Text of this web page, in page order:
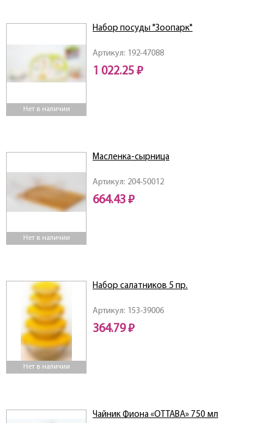
Нет в наличии
Артикул: 192-47088
Набор посуды "Зоопарк"
1 022.25 ₽
Нет в наличии
Артикул: 204-50012
Масленка-сырница
664.43 ₽
Нет в наличии
Артикул: 153-39006
Набор салатников 5 пр.
364.79 ₽
Чайник Фиона «ОТТАВА» 750 мл